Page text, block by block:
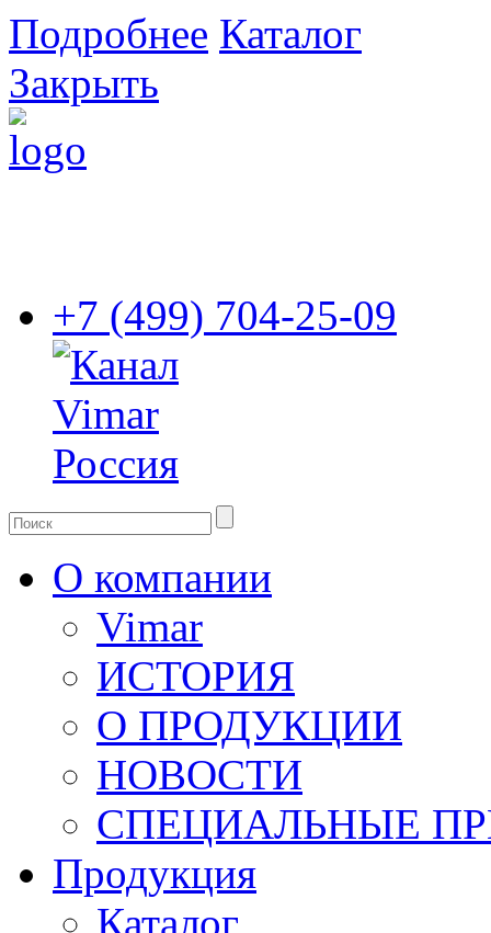
Подробнее Каталог
Закрыть
+7 (499) 704-25-09
О компании
Vimar
ИСТОРИЯ
О ПРОДУКЦИИ
НОВОСТИ
СПЕЦИАЛЬНЫЕ
Продукция
Каталог